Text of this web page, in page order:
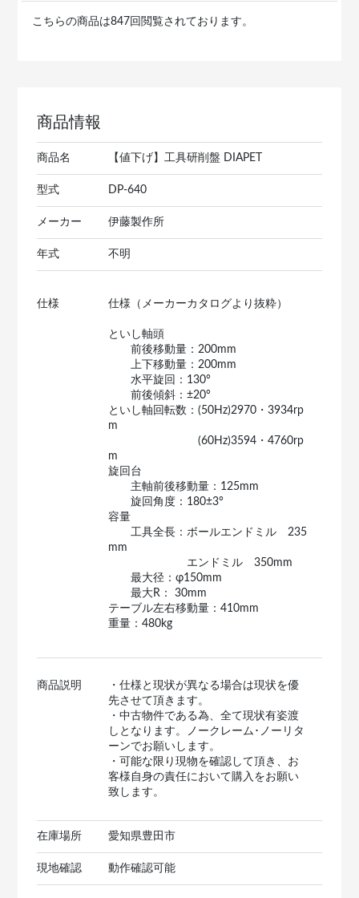
こちらの商品は847回閲覧されております。
商品情報
商品名 【値下げ】工具研削盤 DIAPET
型式 DP-640
メーカー 伊藤製作所
年式 不明
仕様 仕様（メーカーカタログより抜粋）
といし軸頭
前後移動量：200mm
上下移動量：200mm
水平旋回：130°
前後傾斜：±20°
といし軸回転数：(50Hz)2970・3934rp
m
(60Hz)3594・4760rp
m
旋回台
主軸前後移動量：125mm
旋回角度：180±3°
容量
工具全長：ボールエンドミル 235
mm
エンドミル 350mm
最大径：φ150mm
最大R： 30mm
テーブル左右移動量：410mm
重量：480kg
商品説明
・仕様と現状が異なる場合は現状を優
先させて頂きます。
・中古物件である為、全て現状有姿渡
しとなります。ノークレーム･ノーリタ
ーンでお願いします。
・可能な限り現物を確認して頂き、お
客様自身の責任において購入をお願い
致します。
在庫場所 愛知県豊田市
現地確認 動作確認可能